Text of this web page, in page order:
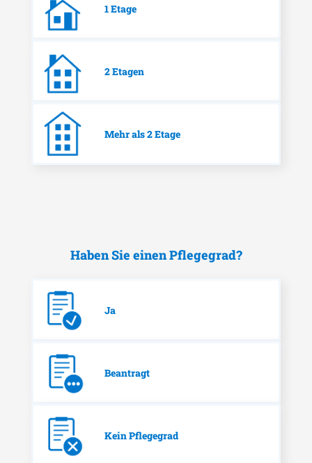
1 Etage
2 Etagen
Mehr als 2 Etage
Haben Sie einen Pflegegrad?
Ja
Beantragt
Kein Pflegegrad